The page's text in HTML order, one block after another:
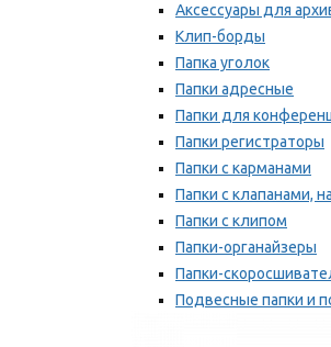
Аксессуары для
Клип-борды
Папка уголок
Папки адресные
Папки для
Папки регистраторы
Папки с карманами
Папки с клапанами,
Папки с клипом
Папки-органайзеры
Папки-
Подвесные папки и